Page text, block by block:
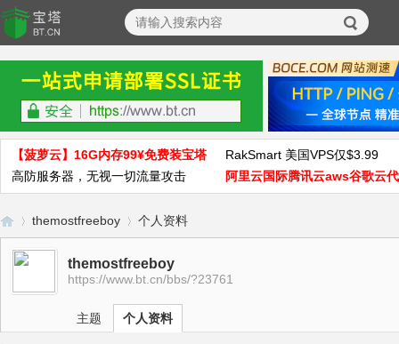
【菠萝云】16G内存99¥免费装宝塔
RakSmart 美国VPS仅$3.99
高防服务器，无视一切流量攻击
阿里云国际腾讯云aws谷歌云
宝›
themostfreeboy 个人资料
themostfreeboy
https://www.bt.cn/bbs/?23761
主题 个人资料